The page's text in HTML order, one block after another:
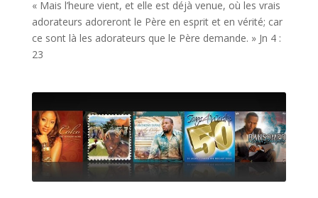
« Mais l’heure vient, et elle est déjà venue, où les vrais
adorateurs adoreront le Père en esprit et en vérité; car
ce sont là les adorateurs que le Père demande. » Jn 4 :
23